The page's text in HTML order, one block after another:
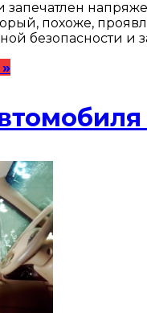
запечатлен
похоже,
безопасности и